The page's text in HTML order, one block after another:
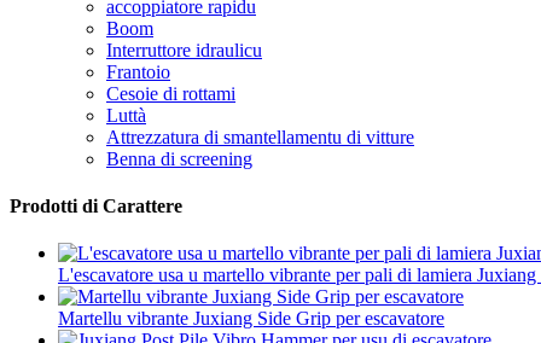
accoppiatore rapidu
Boom
Interruttore idraulicu
Frantoio
Cesoie di rottami
Luttà
Attrezzatura di smantellamentu di vitture
Benna di screening
Prodotti di Carattere
L'escavatore usa u martello vibrante per pali di lamiera Juxiang
Martellu vibrante Juxiang Side Grip per escavatore